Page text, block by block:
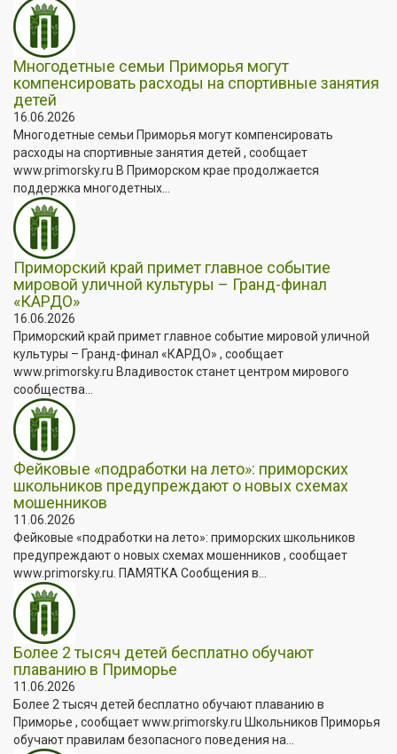
Многодетные семьи Приморья могут
компенсировать расходы на спортивные занятия
детей
16.06.2026
Многодетные семьи Приморья могут компенсировать
расходы на спортивные занятия детей , сообщает
www.primorsky.ru В Приморском крае продолжается
поддержка многодетных...
Приморский край примет главное событие
мировой уличной культуры – Гранд-финал
«КАРДО»
16.06.2026
Приморский край примет главное событие мировой уличной
культуры – Гранд-финал «КАРДО» , сообщает
www.primorsky.ru Владивосток станет центром мирового
сообщества...
Фейковые «подработки на лето»: приморских
школьников предупреждают о новых схемах
мошенников
11.06.2026
Фейковые «подработки на лето»: приморских школьников
предупреждают о новых схемах мошенников , сообщает
www.primorsky.ru. ПАМЯТКА Сообщения в...
Более 2 тысяч детей бесплатно обучают
плаванию в Приморье
11.06.2026
Более 2 тысяч детей бесплатно обучают плаванию в
Приморье , сообщает www.primorsky.ru Школьников Приморья
обучают правилам безопасного поведения на...